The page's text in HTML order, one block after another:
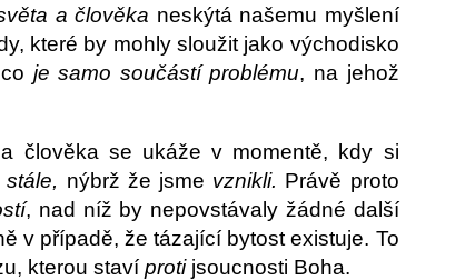
a člověka neskýtá našemu myšlení
které by mohly sloužit jako východisko
je samo součástí problému, na jehož
člověka se ukáže v momentě, kdy si
nýbrž že jsme vznikli. Právě proto
, nad níž by nepovstávaly žádné další
v případě, že tázající bytost existuje. To
kterou stavíproti jsoucnosti Boha.